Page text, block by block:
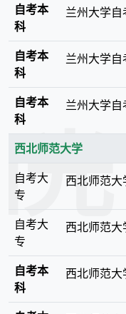
自考本
科
兰州大学自
自考本
科
兰州大学自
自考本
科
兰州大学自
西北师范大学
自考大
专
西北师范大
自考大
专
西北师范大
自考本
科
西北师范大